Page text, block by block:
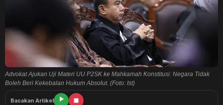
Budaya
Teknologi
Advokat Ajukan Uji Materi UU P2SK ke Mahkamah Konstitusi: Negara Tidak
Boleh Beri Kekebalan Hukum Absolut. (Foto: Ist)
Bacakan Artikel